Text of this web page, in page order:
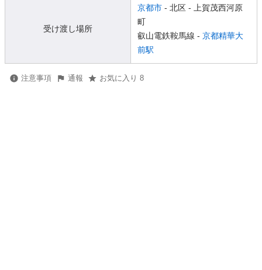
受け渡し場所
京都市 - 北区 - 上賀茂西河原
町
叡山電鉄鞍馬線 - 京都精華大
前駅
注意事項 通報 お気に入り 8